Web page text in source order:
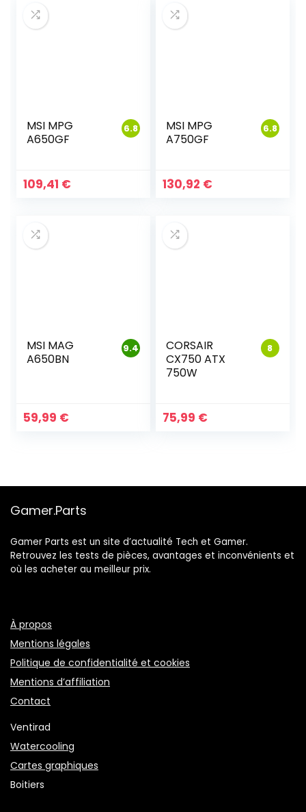
6.8
MSI MPG
A650GF
109,41 €
6.8
MSI MPG
A750GF
130,92 €
9.4
MSI MAG
A650BN
59,99 €
8
CORSAIR
CX750 ATX
750W
75,99 €
Gamer.Parts
Gamer Parts est un site d’actualité Tech et Gamer.
Retrouvez les tests de pièces, avantages et inconvénients et
où les acheter au meilleur prix.
À propos
Mentions légales
Politique de confidentialité et cookies
Mentions d’affiliation
Contact
Ventirad
Watercooling
Cartes graphiques
Boitiers